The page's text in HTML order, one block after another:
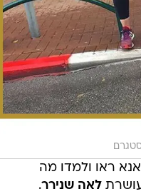
ראו ולמדו מה
לאה שנירר.